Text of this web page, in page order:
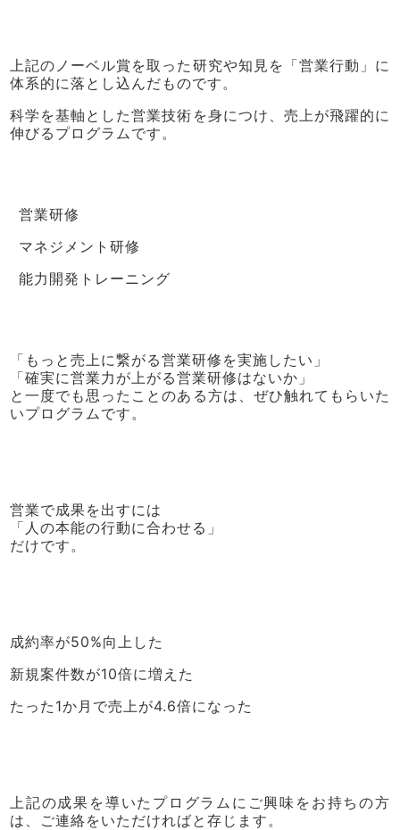
上記のノーベル賞を取った研究や知見を「営業行動」に
体系的に落とし込んだものです。
科学を基軸とした営業技術を身につけ、売上が飛躍的に
伸びるプログラムです。
営業研修
マネジメント研修
能力開発トレーニング
「もっと売上に繋がる営業研修を実施したい」
「確実に営業力が上がる営業研修はないか」
と一度でも思ったことのある方は、ぜひ触れてもらいた
いプログラムです。
営業で成果を出すには
「人の本能の行動に合わせる」
だけです。
成約率が50%向上した
新規案件数が10倍に増えた
たった1か月で売上が4.6倍になった
上記の成果を導いたプログラムにご興味をお持ちの方
は、ご連絡をいただければと存じます。